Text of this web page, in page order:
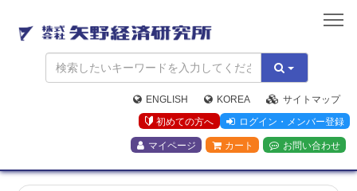
矢
野
経
済
研
究
所
ENGLISH KOREA
サイトマップ
初めての方へ
ログイン・メンバー登録
マイページ カート お問い合わせ